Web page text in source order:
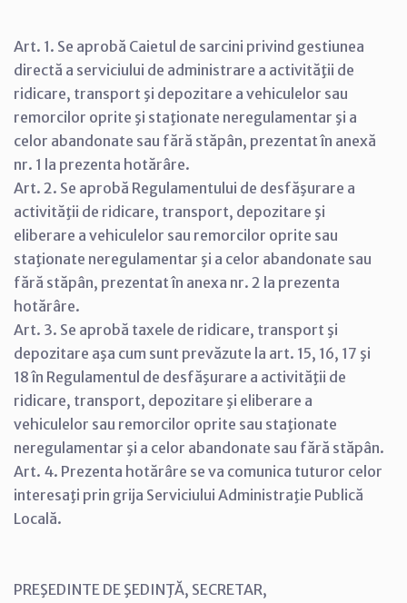
Art. 1. Se aprobă Caietul de sarcini privind gestiunea
directă a serviciului de administrare a activităţii de
ridicare, transport şi depozitare a vehiculelor sau
remorcilor oprite şi staţionate neregulamentar şi a
celor abandonate sau fără stăpân, prezentat în anexă
nr. 1 la prezenta hotărâre.
Art. 2. Se aprobă Regulamentului de desfăşurare a
activităţii de ridicare, transport, depozitare şi
eliberare a vehiculelor sau remorcilor oprite sau
staţionate neregulamentar şi a celor abandonate sau
fără stăpân, prezentat în anexa nr. 2 la prezenta
hotărâre.
Art. 3. Se aprobă taxele de ridicare, transport şi
depozitare aşa cum sunt prevăzute la art. 15, 16, 17 şi
18 în Regulamentul de desfăşurare a activităţii de
ridicare, transport, depozitare şi eliberare a
vehiculelor sau remorcilor oprite sau staţionate
neregulamentar şi a celor abandonate sau fără stăpân.
Art. 4. Prezenta hotărâre se va comunica tuturor celor
interesaţi prin grija Serviciului Administraţie Publică
Locală.
PREŞEDINTE DE ŞEDINŢĂ, SECRETAR,